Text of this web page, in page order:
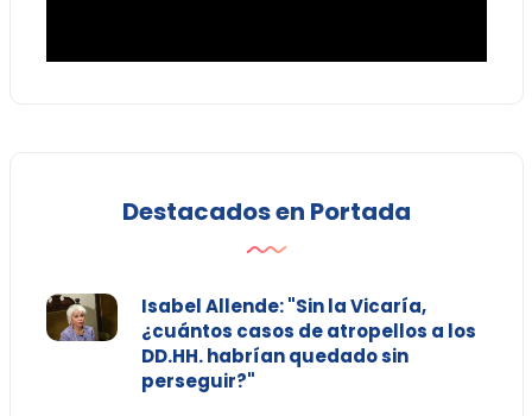
Destacados en Portada
Isabel Allende: "Sin la Vicaría,
¿cuántos casos de atropellos a los
DD.HH. habrían quedado sin
perseguir?"